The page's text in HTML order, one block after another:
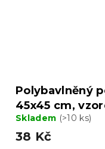
Polybavlněný
45x45 cm,
Skladem (>10 ks)
38 Kč